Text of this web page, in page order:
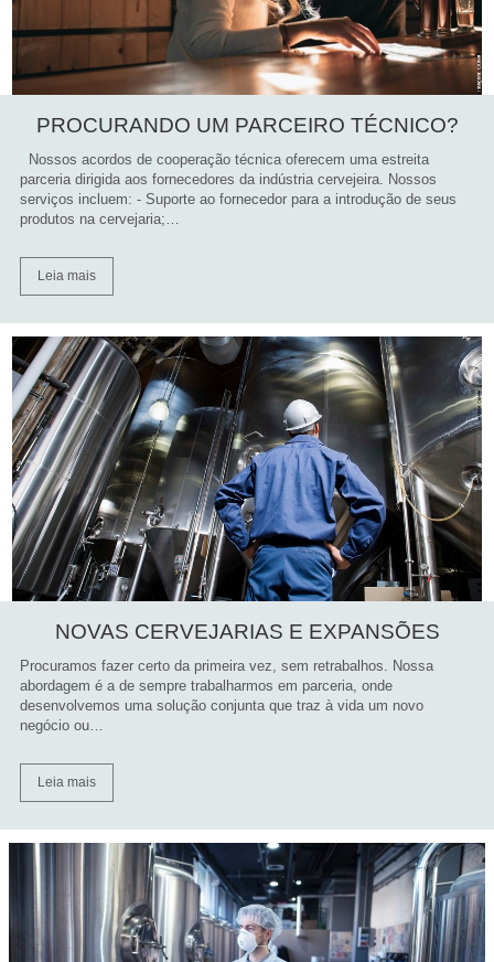
PROCURANDO UM PARCEIRO TÉCNICO?
Nossos acordos de cooperação técnica oferecem uma estreita
parceria dirigida aos fornecedores da indústria cervejeira. Nossos
serviços incluem: - Suporte ao fornecedor para a introdução de seus
produtos na cervejaria;…
Leia mais
NOVAS CERVEJARIAS E EXPANSÕES
Procuramos fazer certo da primeira vez, sem retrabalhos. Nossa
abordagem é a de sempre trabalharmos em parceria, onde
desenvolvemos uma solução conjunta que traz à vida um novo
negócio ou…
Leia mais